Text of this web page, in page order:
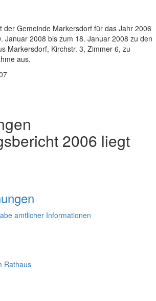
der Gemeinde Markersdorf für das Jahr 2006
Januar 2008 bis zum 18. Januar 2008 zu den
Markersdorf, Kirchstr. 3, Zimmer 6, zu
aus.
2006 liegt
amtlicher Informationen
Rathaus